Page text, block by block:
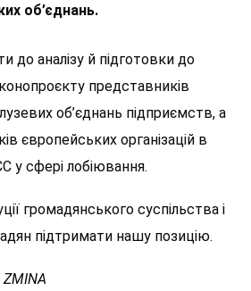
об’єднань.
до аналізу й підготовки до
представників
об’єднань підприємств, а
європейських організацій в
у сфері лобіювання.
громадянського суспільства і
підтримати нашу позицію.